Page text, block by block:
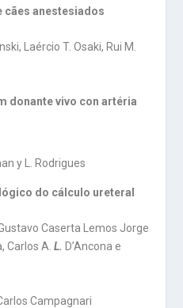
cães anestesiados
Laércio T. Osaki, Rui M.
donante vivo con artéria
y L. Rodrigues
do cálculo ureteral
Caserta Lemos Jorge
Carlos A.L. D’Ancona e
Campagnari